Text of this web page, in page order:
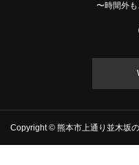
〜時間外
Copyright © 熊本市上通り並木坂